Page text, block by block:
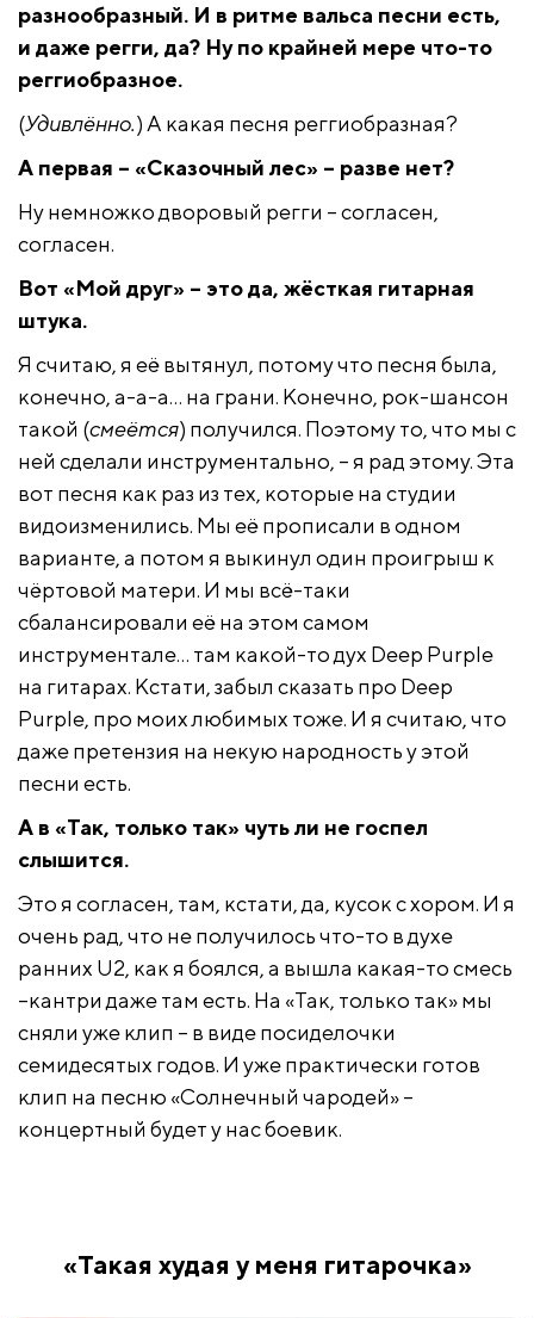
разнообразный. И в ритме вальса песни есть,
и даже регги, да? Ну по крайней мере что-то
реггиобразное.
(Удивлённо.) А какая песня реггиобразная?
А первая – «Сказочный лес» – разве нет?
Ну немножко дворовый регги – согласен,
согласен.
Вот «Мой друг» – это да, жёсткая гитарная
штука.
Я считаю, я её вытянул, потому что песня была,
конечно, а-а-а… на грани. Конечно, рок-шансон
такой (смеётся) получился. Поэтому то, что мы с
ней сделали инструментально, – я рад этому. Эта
вот песня как раз из тех, которые на студии
видоизменились. Мы её прописали в одном
варианте, а потом я выкинул один проигрыш к
чёртовой матери. И мы всё-таки
сбалансировали её на этом самом
инструментале… там какой-то дух Deep Purple
на гитарах. Кстати, забыл сказать про Deep
Purple, про моих любимых тоже. И я считаю, что
даже претензия на некую народность у этой
песни есть.
А в «Так, только так» чуть ли не госпел
слышится.
Это я согласен, там, кстати, да, кусок с хором. И я
очень рад, что не получилось что-то в духе
ранних U2, как я боялся, а вышла какая-то смесь
–кантри даже там есть. На «Так, только так» мы
сняли уже клип – в виде посиделочки
семидесятых годов. И уже практически готов
клип на песню «Солнечный чародей» –
концертный будет у нас боевик.
«Такая худая у меня гитарочка»